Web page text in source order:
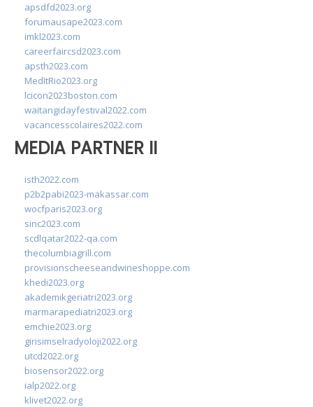
apsdfd2023.org
forumausape2023.com
imkl2023.com
careerfaircsd2023.com
apsth2023.com
MedItRio2023.org
lcicon2023boston.com
waitangidayfestival2022.com
vacancesscolaires2022.com
MEDIA PARTNER II
isth2022.com
p2b2pabi2023-makassar.com
wocfparis2023.org
sinc2023.com
scdlqatar2022-qa.com
thecolumbiagrill.com
provisionscheeseandwineshoppe.com
khedi2023.org
akademikgeriatri2023.org
marmarapediatri2023.org
emchie2023.org
girisimselradyoloji2022.org
utcd2022.org
biosensor2022.org
ialp2022.org
klivet2022.org